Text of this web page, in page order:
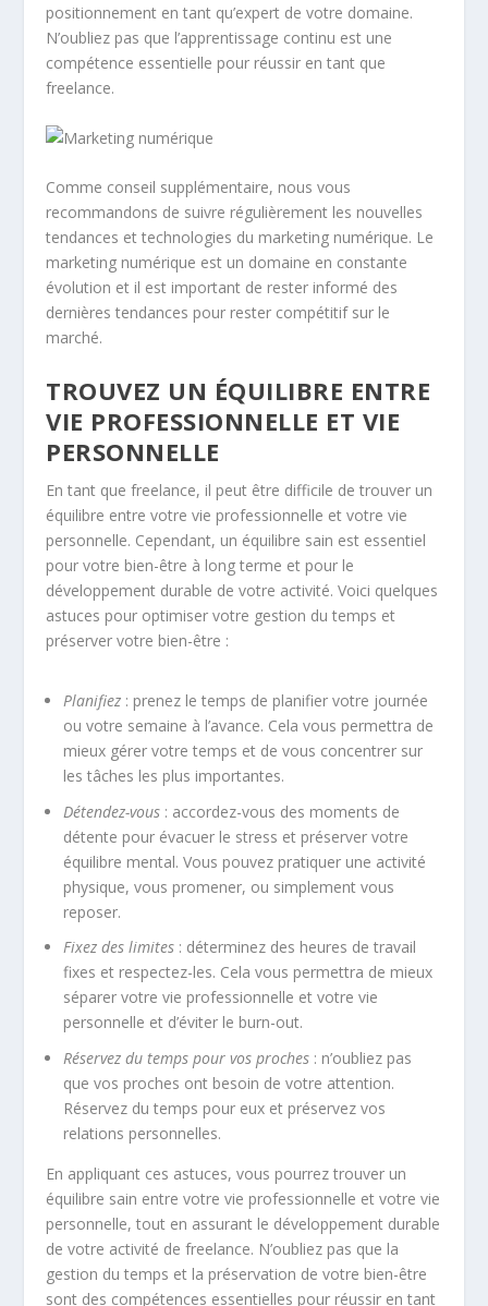
positionnement en tant qu’expert de votre domaine.
N’oubliez pas que l’apprentissage continu est une
compétence essentielle pour réussir en tant que
freelance.
Comme conseil supplémentaire, nous vous
recommandons de suivre régulièrement les nouvelles
tendances et technologies du marketing numérique. Le
marketing numérique est un domaine en constante
évolution et il est important de rester informé des
dernières tendances pour rester compétitif sur le
marché.
TROUVEZ UN ÉQUILIBRE ENTRE
VIE PROFESSIONNELLE ET VIE
PERSONNELLE
En tant que freelance, il peut être difficile de trouver un
équilibre entre votre vie professionnelle et votre vie
personnelle. Cependant, un équilibre sain est essentiel
pour votre bien-être à long terme et pour le
développement durable de votre activité. Voici quelques
astuces pour optimiser votre gestion du temps et
préserver votre bien-être :
Planifiez : prenez le temps de planifier votre journée
ou votre semaine à l’avance. Cela vous permettra de
mieux gérer votre temps et de vous concentrer sur
les tâches les plus importantes.
Détendez-vous : accordez-vous des moments de
détente pour évacuer le stress et préserver votre
équilibre mental. Vous pouvez pratiquer une activité
physique, vous promener, ou simplement vous
reposer.
Fixez des limites : déterminez des heures de travail
fixes et respectez-les. Cela vous permettra de mieux
séparer votre vie professionnelle et votre vie
personnelle et d’éviter le burn-out.
Réservez du temps pour vos proches : n’oubliez pas
que vos proches ont besoin de votre attention.
Réservez du temps pour eux et préservez vos
relations personnelles.
En appliquant ces astuces, vous pourrez trouver un
équilibre sain entre votre vie professionnelle et votre vie
personnelle, tout en assurant le développement durable
de votre activité de freelance. N’oubliez pas que la
gestion du temps et la préservation de votre bien-être
sont des compétences essentielles pour réussir en tant